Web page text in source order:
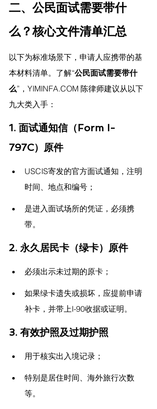
二、公民面试需要带什
么？核心文件清单汇总
以下为标准场景下，申请人应携带的基
本材料清单。了解“公民面试需要带什
么”， YIMINFA.COM 陈律师建议从以下
九大类入手：
1. 面试通知信（Form I-
797C）原件
USCIS寄发的官方面试通知，注明
时间、地点和编号；
是进入面试场所的凭证，必须携
带。
2. 永久居民卡（绿卡）原件
必须出示未过期的原卡；
如果绿卡遗失或损坏，应提前申请
补卡，并带上I-90收据或证明。
3. 有效护照及过期护照
用于核实出入境记录；
特别是居住时间、海外旅行次数
等。